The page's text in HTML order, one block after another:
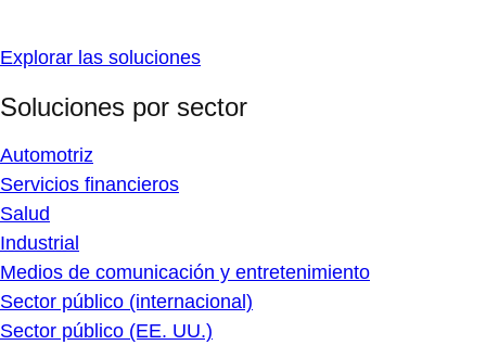
Explorar las soluciones
Soluciones por sector
Automotriz
Servicios financieros
Salud
Industrial
Medios de comunicación y entretenimiento
Sector público (internacional)
Sector público (EE. UU.)